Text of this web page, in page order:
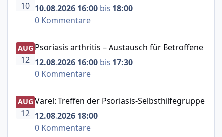
10 10.08.2026 16:00 bis 18:00
0 Kommentare
Psoriasis arthritis – Austausch für Betroffene
AUG
12
Psoriasis arthritis – Austausch für Betroffene
12.08.2026 16:00 bis 17:30
0 Kommentare
Varel: Treffen der Psoriasis-Selbsthilfegruppe
AUG
12
Varel: Treffen der Psoriasis-Selbsthilfegruppe
12.08.2026 18:00
0 Kommentare